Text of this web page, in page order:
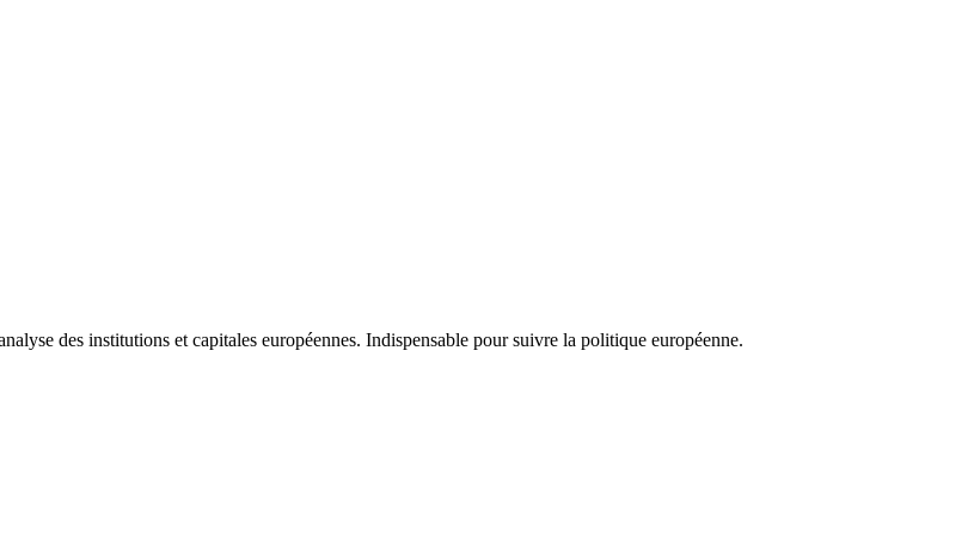
des institutions et capitales européennes. Indispensable pour suivre la politique européenne.